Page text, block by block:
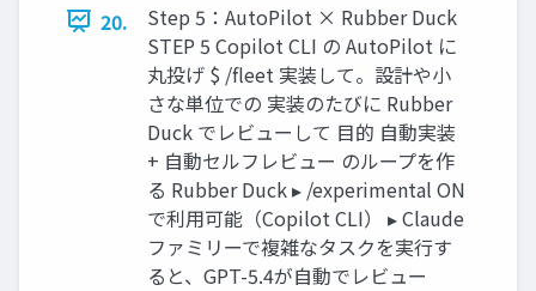
20.
Step 5：AutoPilot × Rubber Duck
STEP 5 Copilot CLI の AutoPilot に
丸投げ $ /fleet 実装して。設計や小
さな単位での 実装のたびに Rubber
Duck でレビューして 目的 自動実装
+ 自動セルフレビュー のループを作
る Rubber Duck ▸ /experimental ON
で利用可能（Copilot CLI） ▸ Claude
ファミリーで複雑なタスクを実行す
ると、GPT-5.4が自動でレビュー